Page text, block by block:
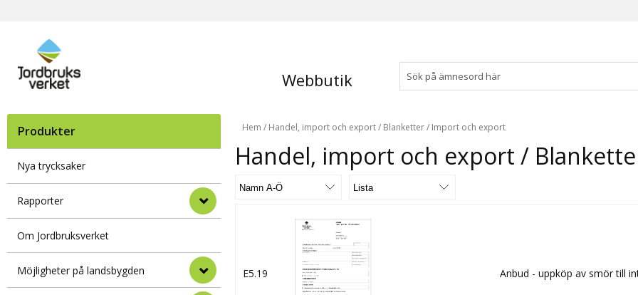
Webbutik
Produkter
Nya trycksaker
Rapporter
Om Jordbruksverket
Möjligheter på landsbygden
Hem / Handel, import och export/ Blanketter/ Import och export
Handel, import och export /
E5.19 Anbud - uppköp av smör till